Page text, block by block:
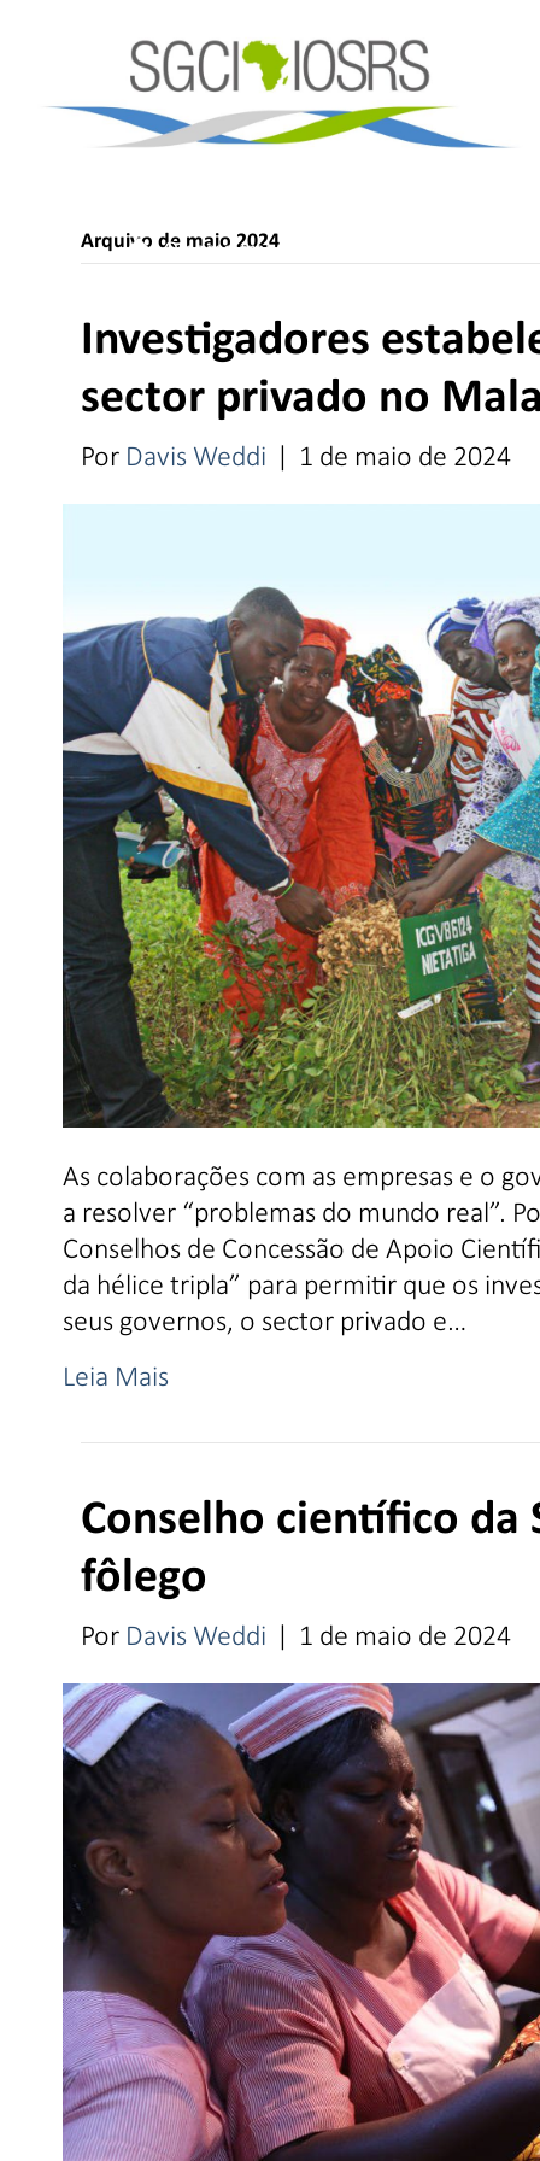
O nosso trabalho e impacto
Arquivo de maio 2024
Investigadores
sector privado no
Por Davis Weddi | 1 de maio de 2024
As colaborações com as empresas e o
a resolver “problemas do mundo real”.
Conselhos de Concessão de Apoio
da hélice tripla” para permitir que os
seus governos, o sector privado e…
Leia Mais
Conselho científico da
fôlego
Por Davis Weddi | 1 de maio de 2024